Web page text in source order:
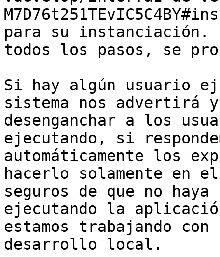
para su instanciación.
todos los pasos, se
Si hay algún usuario
sistema nos advertirá
desenganchar a los
ejecutando, si
automáticamente los
hacerlo solamente en
seguros de que no
ejecutando la
estamos trabajando
desarrollo local.